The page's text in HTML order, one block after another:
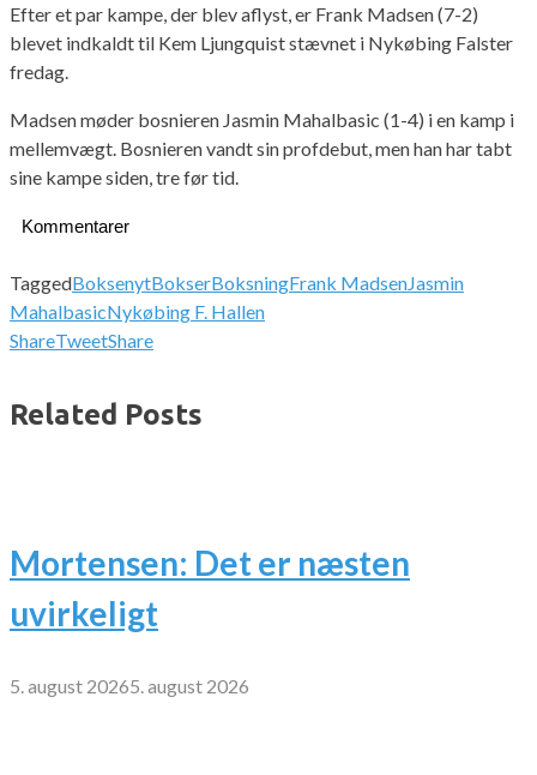
Efter et par kampe, der blev aflyst, er Frank Madsen (7-2)
blevet indkaldt til Kem Ljungquist stævnet i Nykøbing Falster
fredag.
Madsen møder bosnieren Jasmin Mahalbasic (1-4) i en kamp i
mellemvægt. Bosnieren vandt sin profdebut, men han har tabt
sine kampe siden, tre før tid.
Kommentarer
TaggedBoksenytBokserBoksningFrank MadsenJasmin
MahalbasicNykøbing F. Hallen
ShareTweetShare
Related Posts
Mortensen: Det er næsten
uvirkeligt
5. august 20265. august 2026